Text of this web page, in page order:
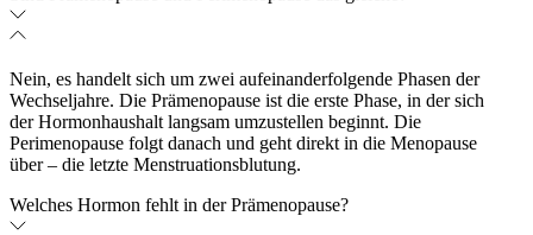
Nein, es handelt sich um zwei aufeinanderfolgende Phasen der
Wechseljahre. Die Prämenopause ist die erste Phase, in der sich
der Hormonhaushalt langsam umzustellen beginnt. Die
Perimenopause folgt danach und geht direkt in die Menopause
über – die letzte Menstruationsblutung.
Welches Hormon fehlt in der Prämenopause?